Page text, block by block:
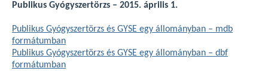
Publikus Gyógyszertörzs – 2015. április 1.
Publikus Gyógyszertörzs és GYSE egy állományban – mdb
formátumban
Publikus Gyógyszertörzs és GYSE egy állományban – dbf
formátumban